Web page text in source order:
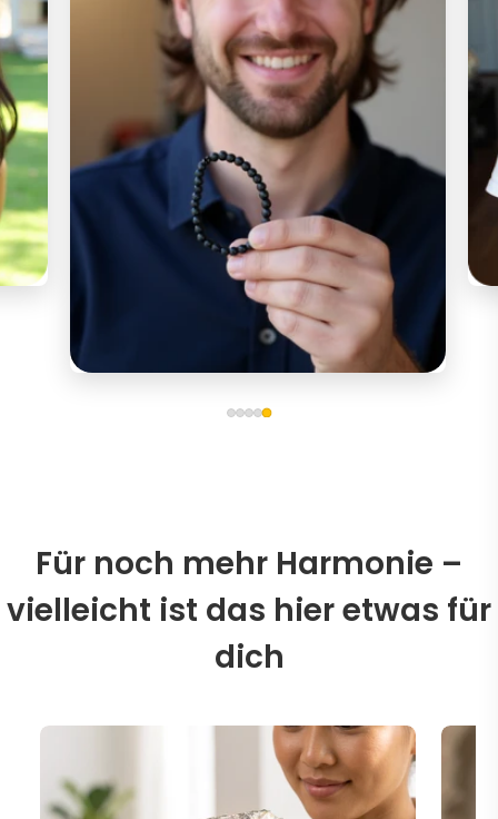
Für noch mehr Harmonie –
vielleicht ist das hier etwas für
dich